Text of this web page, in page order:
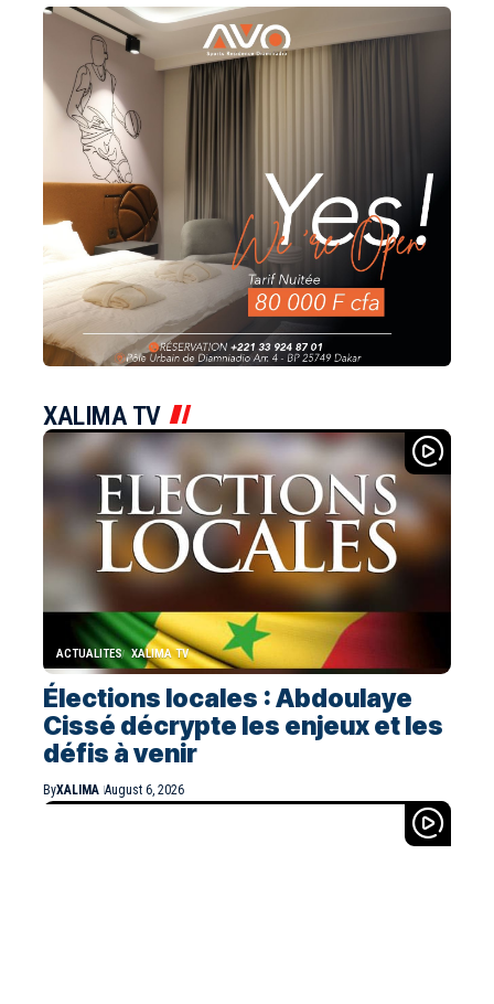
XALIMA TV
ACTUALITES XALIMA TV
Élections locales : Abdoulaye
Cissé décrypte les enjeux et les
défis à venir
ByXALIMA August 6, 2026